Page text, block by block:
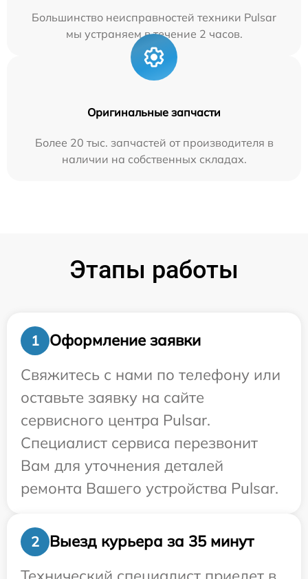
Большинство неисправностей техники Pulsar
мы устраняем в течение 2 часов.
Оригинальные запчасти
Более 20 тыс. запчастей от производителя в
наличии на собственных складах.
Этапы работы
1
Оформление заявки
Свяжитесь с нами по телефону или
оставьте заявку на сайте
сервисного центра Pulsar.
Специалист сервиса перезвонит
Вам для уточнения деталей
ремонта Вашего устройства Pulsar.
2
Выезд курьера за 35 минут